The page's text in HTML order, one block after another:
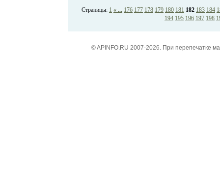
Страницы: 1 « ... 176 177 178 179 180 181 182 183 184
194 195 196 197 198
© APINFO.RU 2007-2026. При перепечатке